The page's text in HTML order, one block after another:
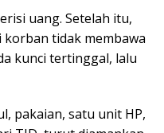
uang. Setelah itu,
tidak membawa
kunci tertinggal, lalu
pakaian, satu unit HP,